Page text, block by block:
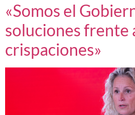
«Somos el
soluciones frente
crispaciones»